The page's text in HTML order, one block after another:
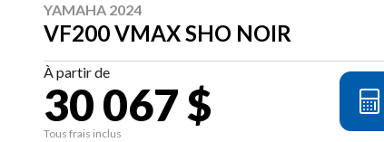
YAMAHA 2024
VF200 VMAX SHO NOIR
À partir de
30 067 $
Tous frais inclus